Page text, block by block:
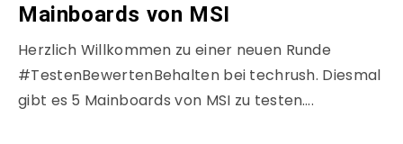
Mainboards von MSI
Herzlich Willkommen zu einer neuen Runde
#TestenBewertenBehalten bei techrush. Diesmal
gibt es 5 Mainboards von MSI zu testen….